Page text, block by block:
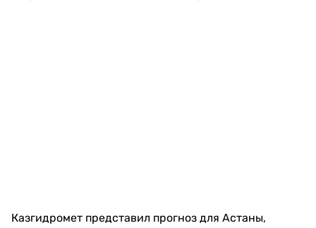
Казгидромет представил прогноз для Астаны,